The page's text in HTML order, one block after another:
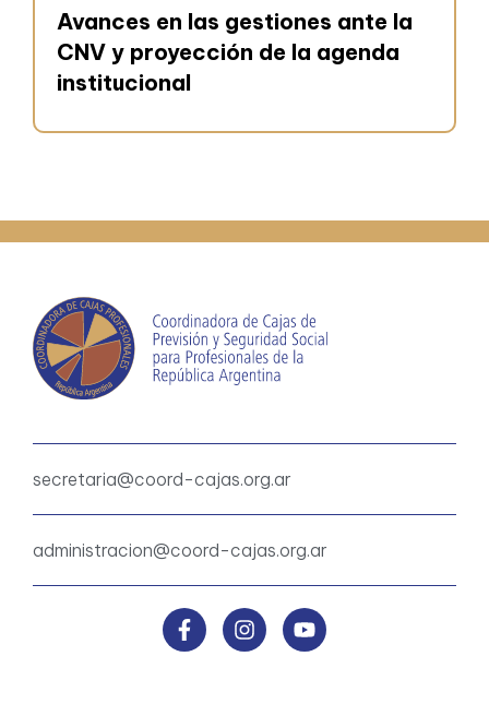
Avances en las gestiones ante la
CNV y proyección de la agenda
institucional
secretaria@coord-cajas.org.ar
administracion@coord-cajas.org.ar